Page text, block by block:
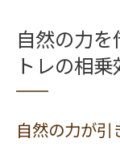
自然の力
トレの相乗
自然の力が